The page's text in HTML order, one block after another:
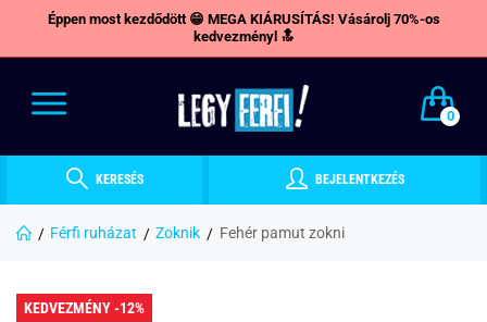
Éppen most kezdődött 😁 MEGA KIÁRUSÍTÁS! Vásárolj 70%-os
kedvezményl 🔝
0
KERESÉS BEJELENTKEZÉS
Férfi ruházat Zoknik Fehér pamut zokni
KEDVEZMÉNY -12%